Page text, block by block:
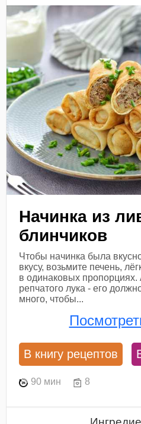
Начинка из
блинчиков
Чтобы начинка была
вкусу, возьмите печень,
в одинаковых
репчатого лука - его
много, чтобы...
В книгу рецептов
90 мин 8